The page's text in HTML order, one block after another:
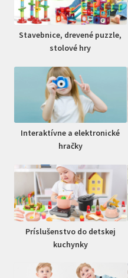
Stavebnice, drevené puzzle,
stolové hry
Interaktívne a elektronické
hračky
Príslušenstvo do detskej
kuchynky